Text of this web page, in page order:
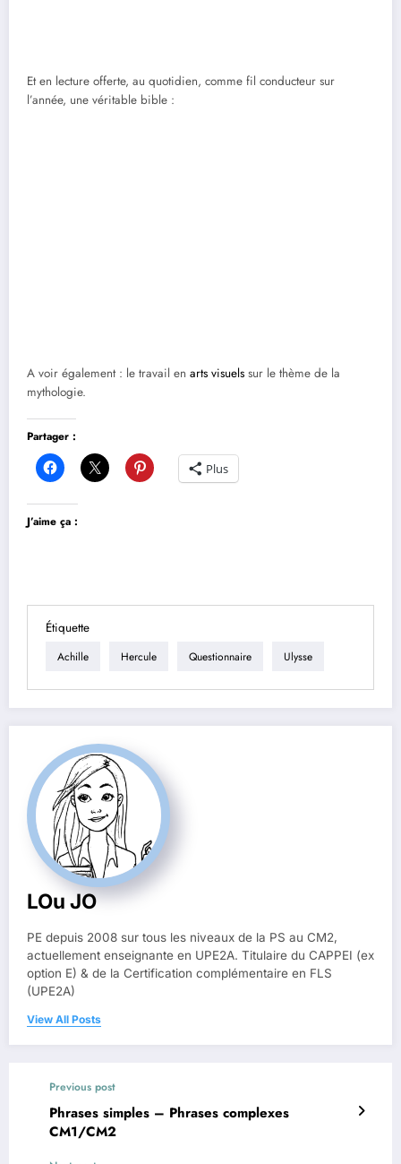
Et en lecture offerte, au quotidien, comme fil conducteur sur
l’année, une véritable bible :
A voir également : le travail en arts visuels sur le thème de la
mythologie.
Partager :
Plus
J’aime ça :
Étiquette
Achille Hercule Questionnaire Ulysse
LOu JO
PE depuis 2008 sur tous les niveaux de la PS au CM2,
actuellement enseignante en UPE2A. Titulaire du CAPPEI (ex
option E) & de la Certification complémentaire en FLS
(UPE2A)
View All Posts
Previous post
Phrases simples – Phrases complexes
CM1/CM2